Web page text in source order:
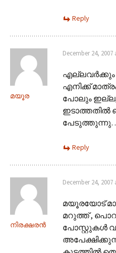
Reply
മയൂര
December 24, 2007
എല്ലവര്‍ക്കും
എനിക്ക്
പോലും ഇല്ല,
ഇടാത്തതില്‍
Reply
നിരക്ഷരന്‍
December 24, 2007
മയൂരയോട്
മറുത്ത് ,
പോസ്റ്റുകള്‍